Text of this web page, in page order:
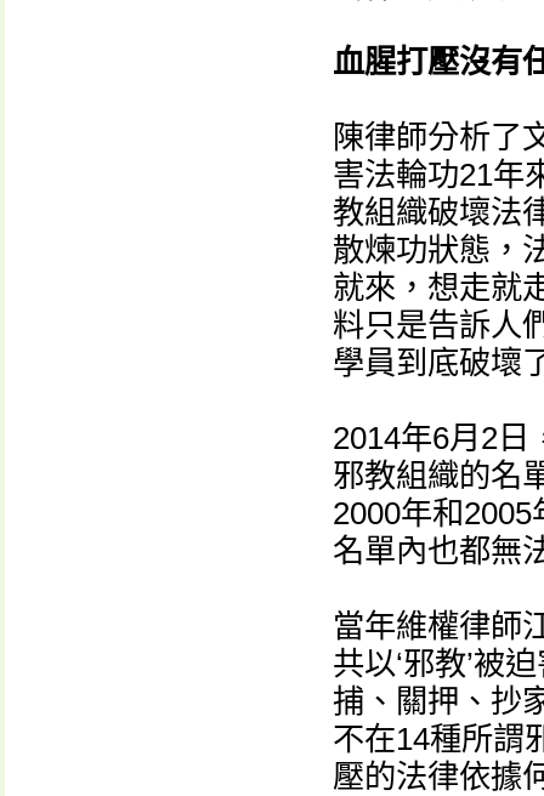
血腥打壓沒有
陳律師分析了
害法輪功21年
教組織破壞法
散煉功狀態，
就來，想走就
料只是告訴人
學員到底破壞
2014年6月2日
邪教組織的名
2000年和
名單內也都無
當年維權律師
共以‘邪教’被
捕、關押、抄
不在14種所謂
壓的法律依據